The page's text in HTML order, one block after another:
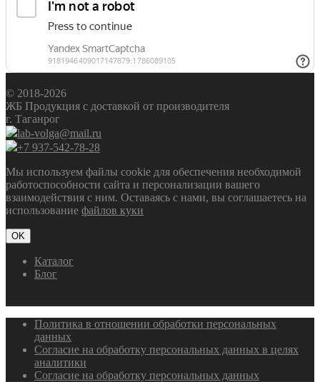
© 2018-2026
ЖБ Продукция с доставкой от производителя
г. Таганрог
lab-volga@mail.ru
+7 937-542-78-28
Мы используем файлы cookie для обеспечения необходимой
работоспособности сайта и персонализации вашего
взаимодействия с ним. Оставаясь с нами, вы соглашаетесь на
использование файлов куки
OK
Каталог
Блог
Политика в отношении обработки персональных
данных
Согласие на обработку персональных данных в целях
аналитики
Согласие на обработку персональных данных